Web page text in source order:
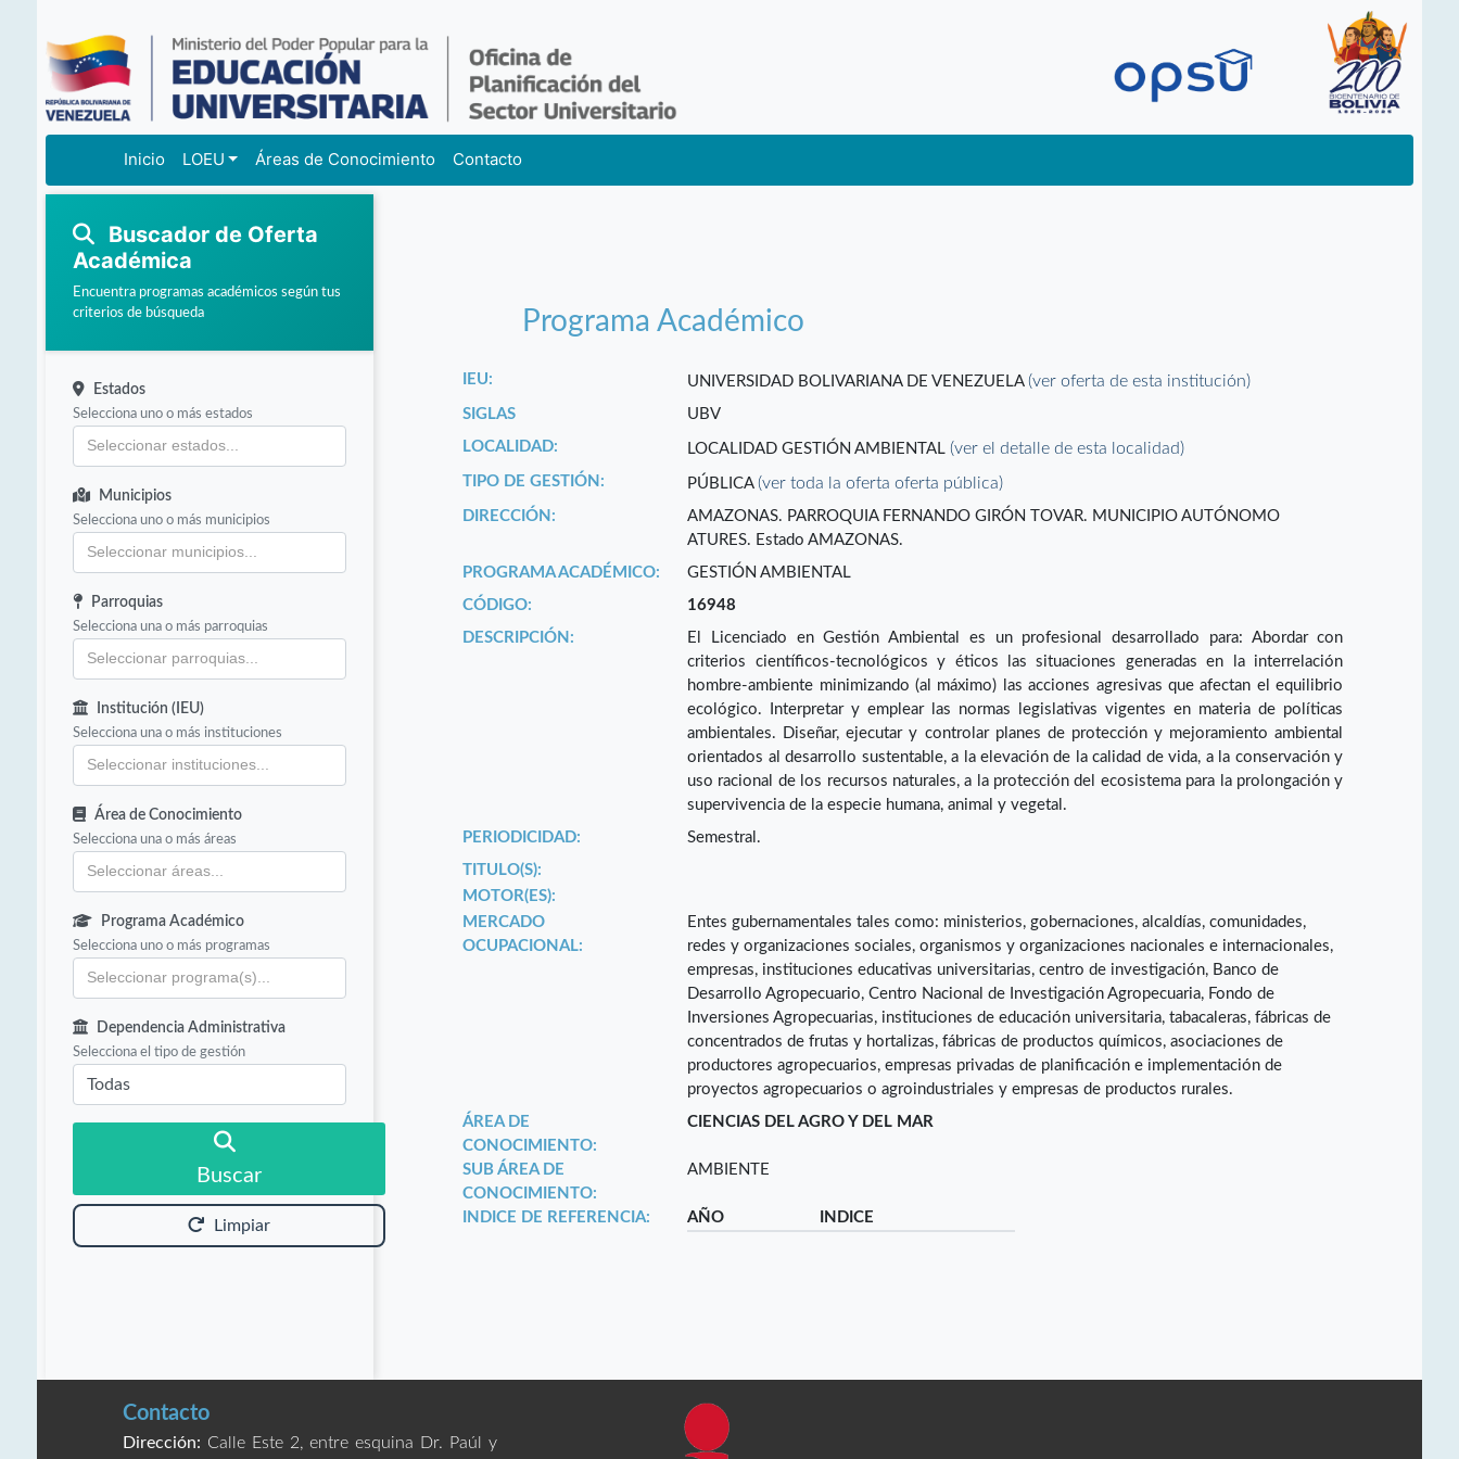
Inicio LOEU Áreas de Conocimiento Contacto
Buscador de Oferta
Académica
Encuentra programas académicos según tus
criterios de búsqueda
Estados
Selecciona uno o más estados
Municipios
Selecciona uno o más municipios
Parroquias
Selecciona una o más parroquias
Institución (IEU)
Selecciona una o más instituciones
Área de Conocimiento
Selecciona una o más áreas
Programa Académico
Selecciona uno o más programas
Dependencia Administrativa
Selecciona el tipo de gestión
Buscar
Limpiar
Programa Académico
IEU: UNIVERSIDAD BOLIVARIANA DE VENEZUELA(ver oferta de esta institución)
SIGLAS
UBV
LOCALIDAD:
LOCALIDAD GESTIÓN AMBIENTAL(ver el detalle de esta localidad)
TIPO DE GESTIÓN: PÚBLICA(ver toda la oferta oferta pública)
DIRECCIÓN:
AMAZONAS. PARROQUIA FERNANDO GIRÓN TOVAR. MUNICIPIO AUTÓNOMO
ATURES. Estado AMAZONAS.
PROGRAMA ACADÉMICO:
GESTIÓN AMBIENTAL
CÓDIGO:
16948
DESCRIPCIÓN:
El Licenciado en Gestión Ambiental es un profesional desarrollado para: Abordar con
criterios científicos-tecnológicos y éticos las situaciones generadas en la interrelación
hombre-ambiente minimizando (al máximo) las acciones agresivas que afectan el equilibrio
ecológico. Interpretar y emplear las normas legislativas vigentes en materia de políticas
ambientales. Diseñar, ejecutar y controlar planes de protección y mejoramiento ambiental
orientados al desarrollo sustentable, a la elevación de la calidad de vida, a la conservación y
uso racional de los recursos naturales, a la protección del ecosistema para la prolongación y
supervivencia de la especie humana, animal y vegetal.
PERIODICIDAD:
Semestral.
TITULO(S):
MOTOR(ES):
MERCADO
OCUPACIONAL:
Entes gubernamentales tales como: ministerios, gobernaciones, alcaldías, comunidades,
redes y organizaciones sociales, organismos y organizaciones nacionales e internacionales,
empresas, instituciones educativas universitarias, centro de investigación, Banco de
Desarrollo Agropecuario, Centro Nacional de Investigación Agropecuaria, Fondo de
Inversiones Agropecuarias, instituciones de educación universitaria, tabacaleras, fábricas de
concentrados de frutas y hortalizas, fábricas de productos químicos, asociaciones de
productores agropecuarios, empresas privadas de planificación e implementación de
proyectos agropecuarios o agroindustriales y empresas de productos rurales.
ÁREA DE
CONOCIMIENTO:
CIENCIAS DEL AGRO Y DEL MAR
SUB ÁREA DE
CONOCIMIENTO:
AMBIENTE
INDICE DE REFERENCIA: AÑO INDICE
Contacto
Dirección: Calle Este 2, entre esquina Dr. Paúl y